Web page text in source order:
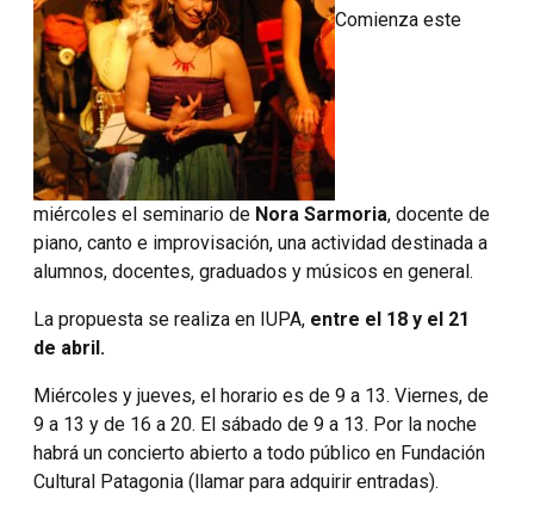
Comienza este
miércoles el seminario de Nora Sarmoria, docente de
piano, canto e improvisación, una actividad destinada a
alumnos, docentes, graduados y músicos en general.
La propuesta se realiza en IUPA, entre el 18 y el 21
de abril.
Miércoles y jueves, el horario es de 9 a 13. Viernes, de
9 a 13 y de 16 a 20. El sábado de 9 a 13. Por la noche
habrá un concierto abierto a todo público en Fundación
Cultural Patagonia (llamar para adquirir entradas).